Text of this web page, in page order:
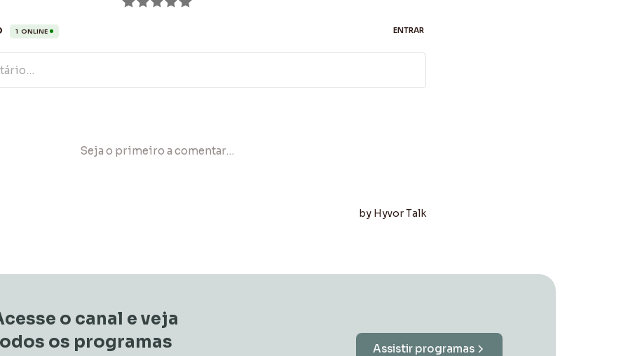
o canal e veja
os programas
Assistir programas